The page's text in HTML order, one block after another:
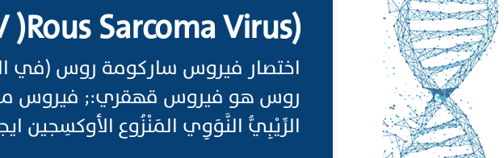
)Rous Sarcoma Virus)
اختصار فيروس ساركومة روس (في
روس هو فيروس قهقري:; فيروس
الرِّيْبِيُّ النَّوَوِي المَنْزُوع الأوكسِجين